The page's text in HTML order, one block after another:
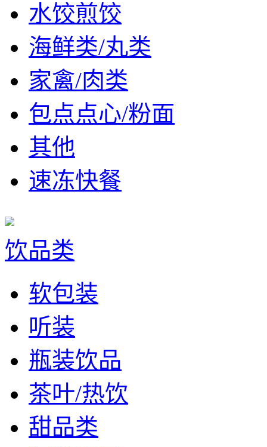
水饺煎饺
海鲜类/丸类
家禽/肉类
包点点心/粉面
其他
速冻快餐
饮品类
软包装
听装
瓶装饮品
茶叶/热饮
甜品类